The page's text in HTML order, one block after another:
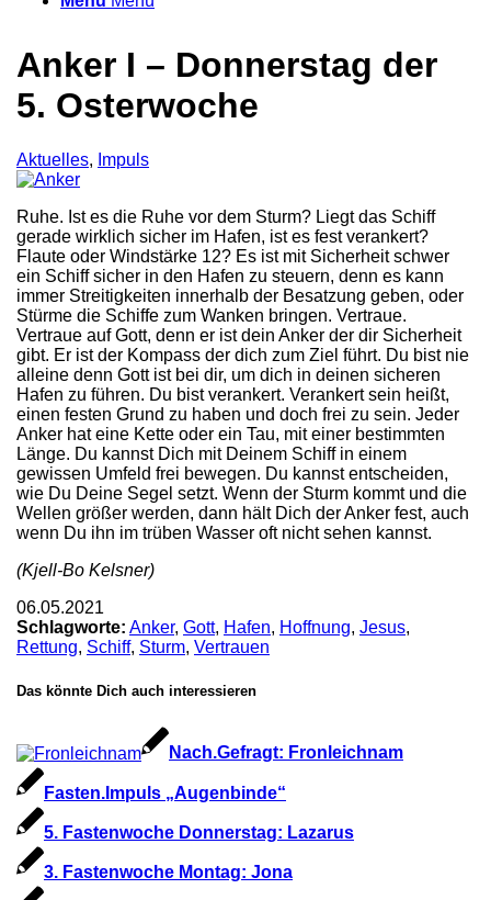
Anker I – Donnerstag der
5. Osterwoche
Aktuelles, Impuls
Ruhe. Ist es die Ruhe vor dem Sturm? Liegt das Schiff
gerade wirklich sicher im Hafen, ist es fest verankert?
Flaute oder Windstärke 12? Es ist mit Sicherheit schwer
ein Schiff sicher in den Hafen zu steuern, denn es kann
immer Streitigkeiten innerhalb der Besatzung geben, oder
Stürme die Schiffe zum Wanken bringen. Vertraue.
Vertraue auf Gott, denn er ist dein Anker der dir Sicherheit
gibt. Er ist der Kompass der dich zum Ziel führt. Du bist nie
alleine denn Gott ist bei dir, um dich in deinen sicheren
Hafen zu führen. Du bist verankert. Verankert sein heißt,
einen festen Grund zu haben und doch frei zu sein. Jeder
Anker hat eine Kette oder ein Tau, mit einer bestimmten
Länge. Du kannst Dich mit Deinem Schiff in einem
gewissen Umfeld frei bewegen. Du kannst entscheiden,
wie Du Deine Segel setzt. Wenn der Sturm kommt und die
Wellen größer werden, dann hält Dich der Anker fest, auch
wenn Du ihn im trüben Wasser oft nicht sehen kannst.
(Kjell-Bo Kelsner)
06.05.2021
Schlagworte: Anker, Gott, Hafen, Hoffnung, Jesus,
Rettung, Schiff, Sturm, Vertrauen
Das könnte Dich auch interessieren
Nach.Gefragt: Fronleichnam
Fasten.Impuls „Augenbinde“
5. Fastenwoche Donnerstag: Lazarus
3. Fastenwoche Montag: Jona